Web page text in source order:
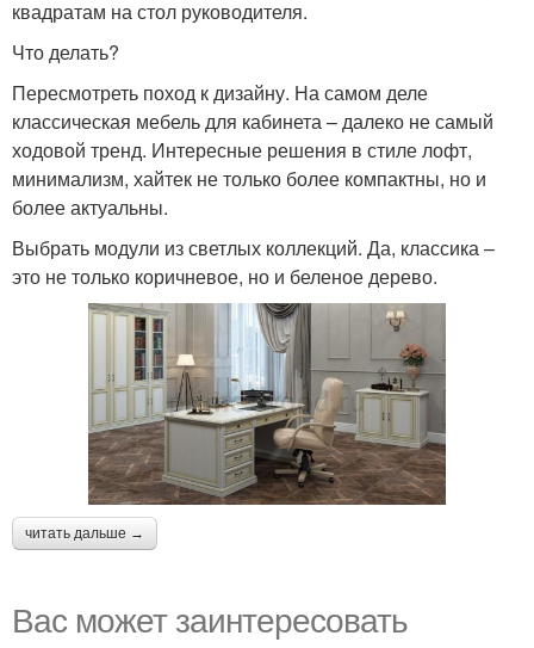
квадратам на стол руководителя.
Что делать?
Пересмотреть поход к дизайну. На самом деле
классическая мебель для кабинета – далеко не самый
ходовой тренд. Интересные решения в стиле лофт,
минимализм, хайтек не только более компактны, но и
более актуальны.
Выбрать модули из светлых коллекций. Да, классика –
это не только коричневое, но и беленое дерево.
читать дальше →
Вас может заинтересовать